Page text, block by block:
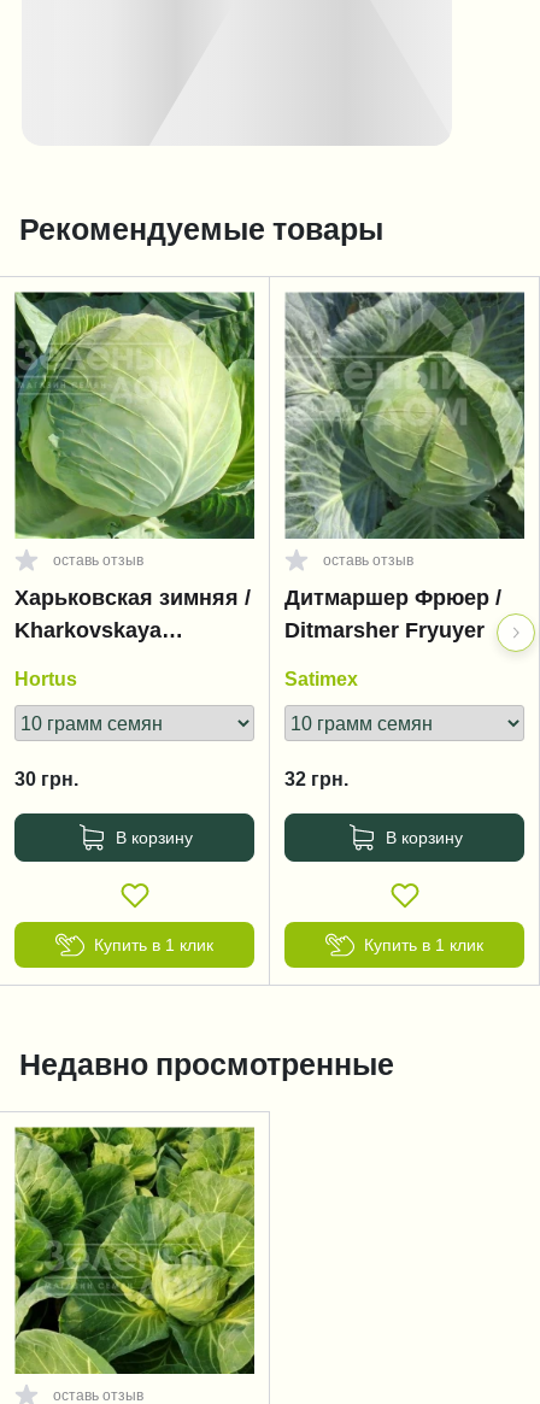
Рекомендуемые товары
оставь отзыв
Харьковская зимняя /
Kharkovskaya
Hortus
30 грн.
В корзину
Купить в 1 клик
оставь отзыв
Дитмаршер Фрюер /
Ditmarsher Fryuyer
Satimex
32 грн.
В корзину
Купить в 1 клик
Недавно просмотренные
оставь отзыв